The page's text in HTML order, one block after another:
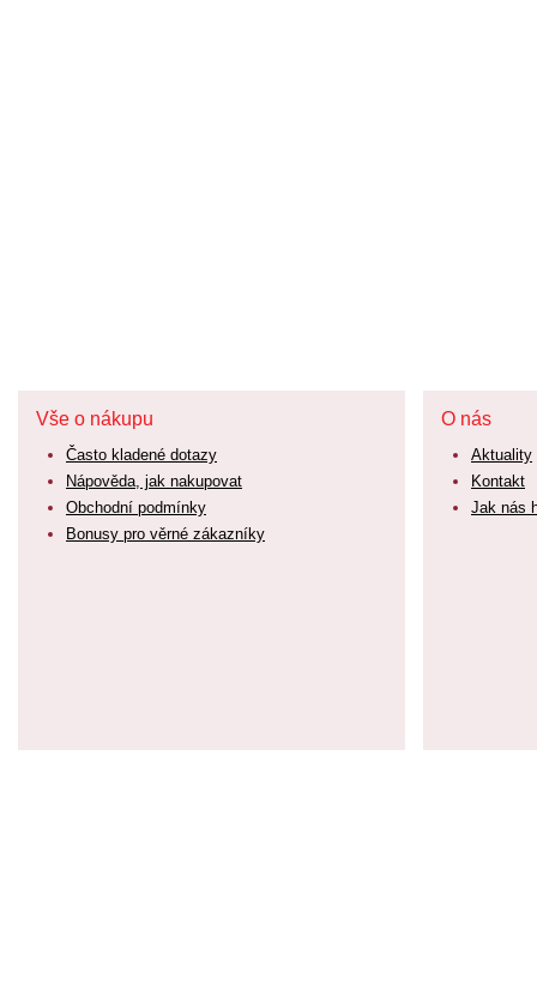
Vše o nákupu
Často kladené dotazy
Nápověda, jak nakupovat
Obchodní podmínky
Bonusy pro věrné zákazníky
O nás
Aktuality
Kontakt
Jak nás